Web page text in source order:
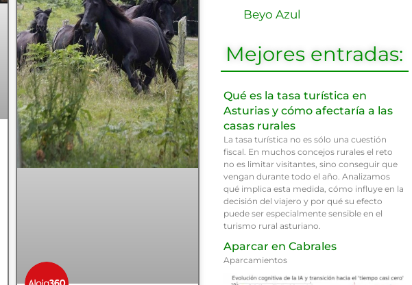
Beyo Azul
Mejores entradas:
Qué es la tasa turística en
Asturias y cómo afectaría a las
casas rurales
La tasa turística no es sólo una cuestión
fiscal. En muchos concejos rurales el reto
no es limitar visitantes, sino conseguir que
vengan durante todo el año. Analizamos
qué implica esta medida, cómo influye en la
decisión del viajero y por qué su efecto
puede ser especialmente sensible en el
turismo rural asturiano.
Aparcar en Cabrales
Aparcamientos